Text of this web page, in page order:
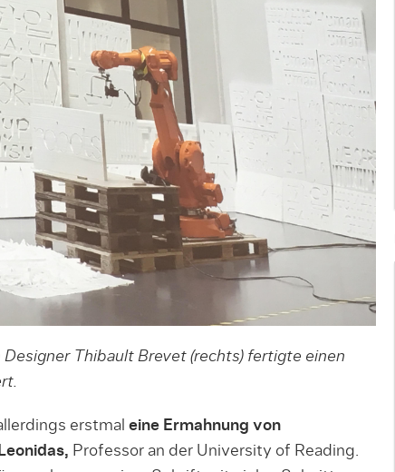
Thibault Brevet (rechts) fertigte einen
erstmal eine Ermahnung von
Professor an der University of Reading.